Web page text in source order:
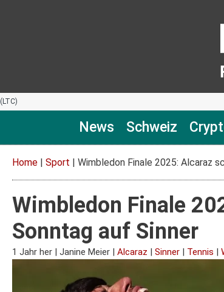
(LTC)
News Schweiz
Home | Sport | Wimbledon Finale 2025: Alcaraz
Wimbledon Finale
Sonntag auf Sinner
1 Jahr her | Janine Meier | Alcaraz | Sinner | Tennis |